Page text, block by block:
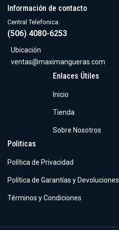
Enlaces Útiles
Inicio
Tienda
Sobre Nosotros
Politicas
Política de Privacidad
Política de Garantías y Devoluciones
Términos y Condiciones
Información de contacto
Central Telefonica:
(506) 4080-6253
Ubicación
ventas@maximangueras.com